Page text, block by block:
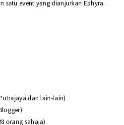
satu event yang dianjurkan Ephyra..
dan lain-lain)
orang sahaja)